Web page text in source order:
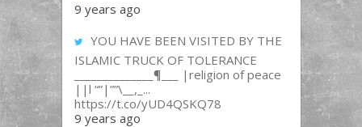
9 years ago
YOU HAVE BEEN VISITED BY THE
ISLAMIC TRUCK OF TOLERANCE
______________¶___ |religion of peace
||l “”|””\__,_...
https://t.co/yUD4QSKQ78
9 years ago